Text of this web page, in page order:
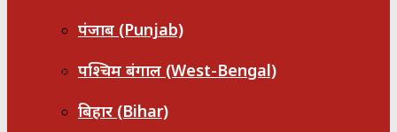
पंजाब (Punjab)
पश्चिम बंगाल (West-Bengal)
बिहार (Bihar)